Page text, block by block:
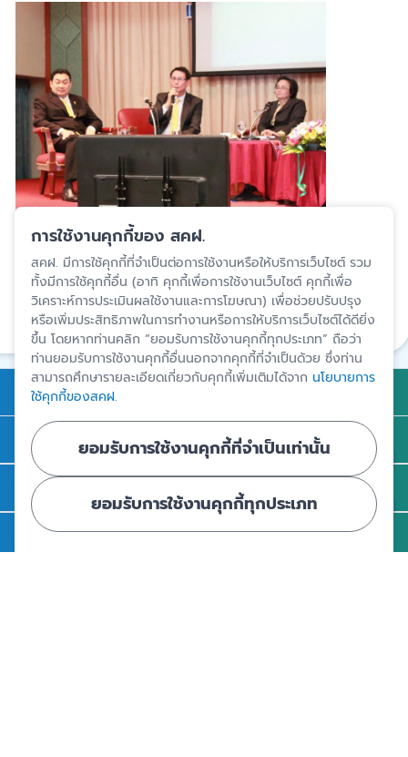
ปรับปรุงล่าสุด 6 ก.พ. 2567
สงวนสิทธิ์โดยสถาบันคุ้มครองเงินฝาก
แชร์
การคุ้มครองเงินฝาก
ถาม - ตอบ
ความรู้
ข่าวและสื่อประชาสัมพันธ์
การใช้งานคุกกี้ของ สคฝ.
สคฝ. มีการใช้คุกกี้ที่จำเป็นต่อการใช้งานหรือให้บริการเว็บไซต์ รวม
ทั้งมีการใช้คุกกี้อื่น (อาทิ คุกกี้เพื่อการใช้งานเว็บไซต์ คุกกี้เพื่อ
วิเคราะห์การประเมินผลใช้งานและการโฆษณา) เพื่อช่วยปรับปรุง
หรือเพิ่มประสิทธิภาพในการทำงานหรือการให้บริการเว็บไซต์ได้ดียิ่ง
ขึ้น โดยหากท่านคลิก “ยอมรับการใช้งานคุกกี้ทุกประเภท” ถือว่า
ท่านยอมรับการใช้งานคุกกี้อื่นนอกจากคุกกี้ที่จำเป็นด้วย ซึ่งท่าน
สามารถศึกษารายละเอียดเกี่ยวกับคุกกี้เพิ่มเติมได้จาก นโยบายการ
ใช้คุกกี้ของสคฝ.
ยอมรับการใช้งานคุกกี้ที่จำเป็นเท่านั้น
ยอมรับการใช้งานคุกกี้ทุกประเภท